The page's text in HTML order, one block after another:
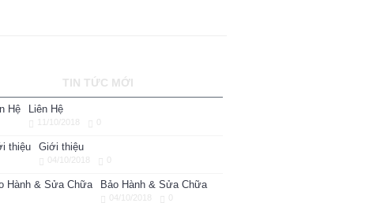
TIN TỨC MỚI
Liên Hệ
Giới thiệu
04/10/2018
Bảo Hành & Sửa Chữa
04/10/2018